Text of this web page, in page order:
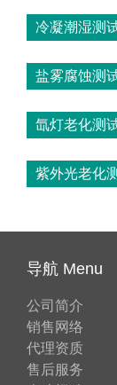
冷凝潮湿测
盐雾腐蚀测
氙灯老化测
紫外光老化
导航 Menu
公司简介
销售网络
代理资质
售后服务